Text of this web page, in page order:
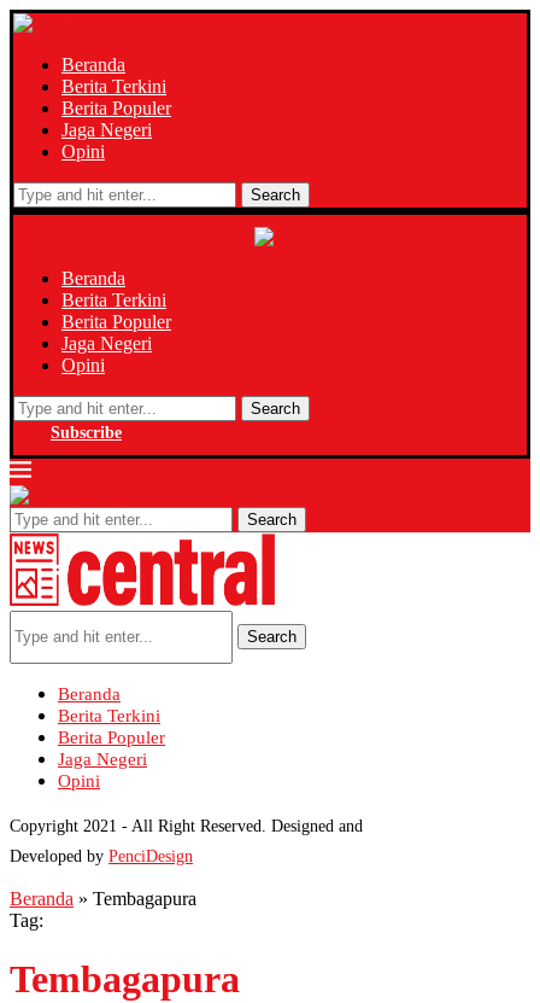
Beranda
Berita Terkini
Berita Populer
Jaga Negeri
Opini
Search
Beranda
Berita Terkini
Berita Populer
Jaga Negeri
Opini
Search
Subscribe
Search
Search
Beranda
Berita Terkini
Berita Populer
Jaga Negeri
Opini
Copyright 2021 - All Right Reserved. Designed and
Developed by PenciDesign
Beranda » Tembagapura
Tag:
Tembagapura